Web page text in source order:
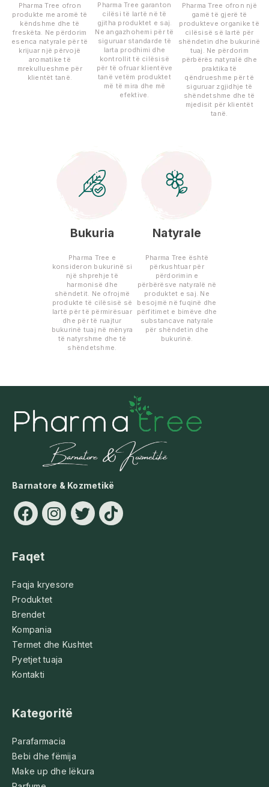
Pharma Tree ofron
produkte me aromë të
këndshme dhe të
freskëta. Ne përdorim
esenca natyrale për të
krijuar një përvojë
aromatike të
mrekullueshme për
klientët tanë.
Pharma Tree garanton
cilësi të lartë në të
gjitha produktet e saj.
Ne angazhohemi për të
siguruar standarde të
larta prodhimi dhe
kontrollit të cilësisë
për të ofruar klientëve
tanë vetëm produktet
më të mira dhe më
efektive.
Pharma Tree ofron një
gamë të gjerë të
produkteve organike të
cilësisë së lartë për
shëndetin dhe bukurinë
tuaj. Ne përdorim
përbërës natyralë dhe
praktika të
qëndrueshme për të
siguruar zgjidhje të
shëndetshme dhe të
mjedisit për klientët
tanë.
Bukuria
Pharma Tree e
konsideron bukurinë si
një shprehje të
harmonisë dhe
shëndetit. Ne ofrojmë
produkte të cilësisë së
lartë për të përmirësuar
dhe për të ruajtur
bukurinë tuaj në mënyra
të natyrshme dhe të
shëndetshme.
Natyrale
Pharma Tree është
përkushtuar për
përdorimin e
përbërësve natyralë në
produktet e saj. Ne
besojmë në fuqinë dhe
përfitimet e bimëve dhe
substancave natyrale
për shëndetin dhe
bukurinë.
Barnatore & Kozmetikë
Faqet
Faqja kryesore
Produktet
Brendet
Kompania
Termet dhe Kushtet
Pyetjet tuaja
Kontakti
Kategoritë
Parafarmacia
Bebi dhe fëmija
Make up dhe lëkura